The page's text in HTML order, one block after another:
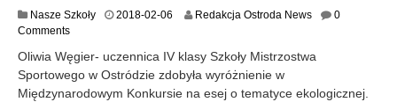
Nasze Szkoły 2018-02-06
8
-
0
Redakcja Ostroda News
0
Comments
Oliwia Węgier- uczennica IV klasy Szkoły Mistrzostwa
Sportowego w Ostródzie zdobyła wyróżnienie w
Międzynarodowym Konkursie na esej o tematyce ekologicznej.